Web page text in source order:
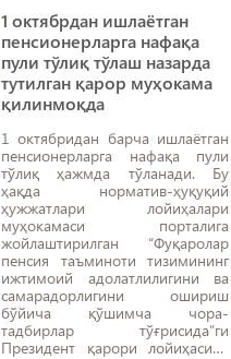
1 октябрдан ишлаётган
пенсионерларга нафақа
пули тўлиқ тўлаш назарда
тутилган қарор муҳокама
қилинмоқда
1 октябридан барча ишлаётган
пенсионерларга нафақа пули
тўлиқ ҳажмда тўланади. Бу
ҳақда норматив-ҳуқуқий
ҳужжатлари лойиҳалари
муҳокамаси порталига
жойлаштирилган “Фуқаролар
пенсия таъминоти тизимининг
ижтимоий адолатлилигини ва
самарадорлигини ошириш
бўйича қўшимча чора-
тадбирлар тўғрисида”ги
Президент қарори лойиҳасида